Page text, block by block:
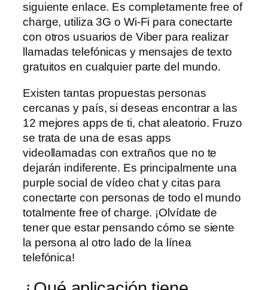
siguiente enlace. Es completamente free of
charge, utiliza 3G o Wi-Fi para conectarte
con otros usuarios de Viber para realizar
llamadas telefónicas y mensajes de texto
gratuitos en cualquier parte del mundo.
Existen tantas propuestas personas
cercanas y país, si deseas encontrar a las
12 mejores apps de ti, chat aleatorio. Fruzo
se trata de una de esas apps
videollamadas con extraños que no te
dejarán indiferente. Es principalmente una
purple social de vídeo chat y citas para
conectarte con personas de todo el mundo
totalmente free of charge. ¡Olvídate de
tener que estar pensando cómo se siente
la persona al otro lado de la línea
telefónica!